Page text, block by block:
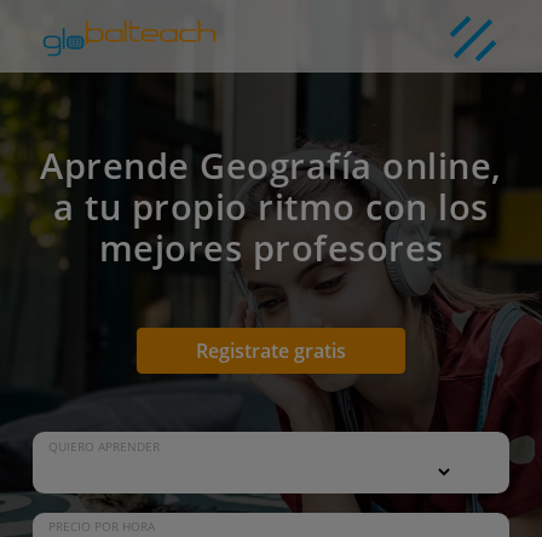
Aprende Geografía online,
a tu propio ritmo con los
mejores profesores
Registrate gratis
QUIERO APRENDER
PRECIO POR HORA